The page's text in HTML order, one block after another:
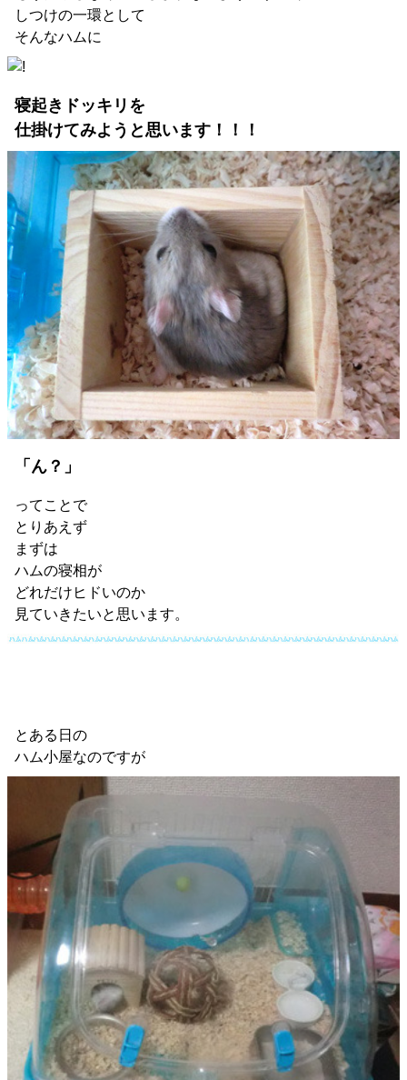
しつけの一環として
そんなハムに
寝起きドッキリを
仕掛けてみようと思います！！！
「ん？」
ってことで
とりあえず
まずは
ハムの寝相が
どれだけヒドいのか
見ていきたいと思います。
とある日の
ハム小屋なのですが